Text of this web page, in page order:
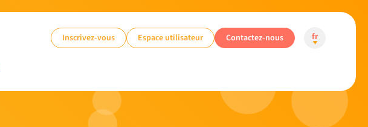
Inscrivez-vous Espace utilisateur Contactez-nous fr